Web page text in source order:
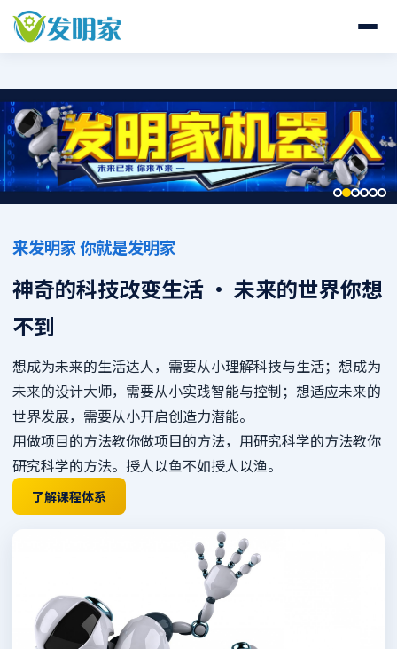
来发明家 你就是发明家
神奇的科技改变生活 · 未来的世界你想
不到
想成为未来的生活达人，需要从小理解科技与生活；想成为
未来的设计大师，需要从小实践智能与控制；想适应未来的
世界发展，需要从小开启创造力潜能。
用做项目的方法教你做项目的方法，用研究科学的方法教你
研究科学的方法。授人以鱼不如授人以渔。
了解课程体系